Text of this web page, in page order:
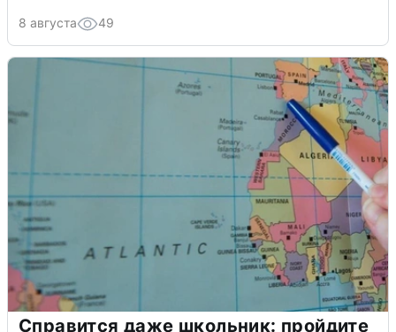
8 августа 49
Справится даже школьник: пройдите